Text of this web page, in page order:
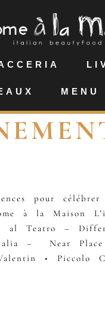
MENU
pour
à la Maison
al Teatro –
– Near
• Piccolo